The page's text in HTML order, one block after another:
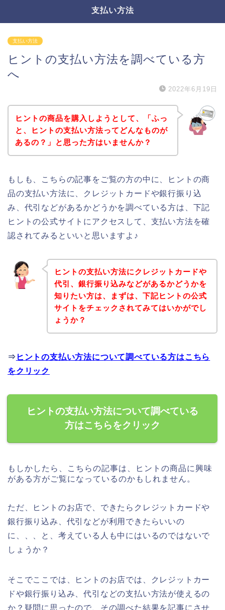
支払い方法
支払い方法
ヒントの支払い方法を調べている方
へ
2022年6月19日
ヒントの商品を購入しようとして、「ふっ
と、ヒントの支払い方法ってどんなものが
あるの？」と思った方はいませんか？
もしも、こちらの記事をご覧の方の中に、ヒントの商
品の支払い方法に、クレジットカードや銀行振り込
み、代引などがあるかどうかを調べている方は、下記
ヒントの公式サイトにアクセスして、支払い方法を確
認されてみるといいと思いますよ♪
ヒントの支払い方法にクレジットカードや
代引、銀行振り込みなどがあるかどうかを
知りたい方は、まずは、下記ヒントの公式
サイトをチェックされてみてはいかがでし
ょうか？
⇒ ヒントの支払い方法について調べている方はこちら
をクリック
ヒントの支払い方法について調べている
方はこちらをクリック
もしかしたら、こちらの記事は、ヒントの商品に興味
がある方がご覧になっているのかもしれません。
ただ、ヒントのお店で、できたらクレジットカードや
銀行振り込み、代引などが利用できたらいいの
に、、、と、考えている人も中にはいるのではないで
しょうか？
そこでここでは、ヒントのお店では、クレジットカー
ドや銀行振り込み、代引などの支払い方法が使えるの
か？疑問に思ったので、その調べた結果を記事にさせ